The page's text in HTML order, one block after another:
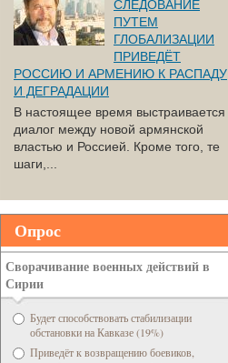
СЛЕДОВАНИЕ
ПУТЕМ
ГЛОБАЛИЗАЦИИ
ПРИВЕДЁТ
РОССИЮ И АРМЕНИЮ К РАСПАДУ
И ДЕГРАДАЦИИ
В настоящее время выстраивается
диалог между новой армянской
властью и Россией. Кроме того, те
шаги,...
Опрос
Сворачивание военных действий в
Сирии
Будет способствовать стабилизации
обстановки на Кавказе (19%)
Приведёт к возвращению боевиков,